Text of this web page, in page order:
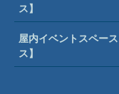
ス】
屋内イベントスペー
ス】